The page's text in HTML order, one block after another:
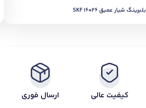
بلبرینگ شیار عمیق SKF 16026
کیفیت عالی ارسال فوری